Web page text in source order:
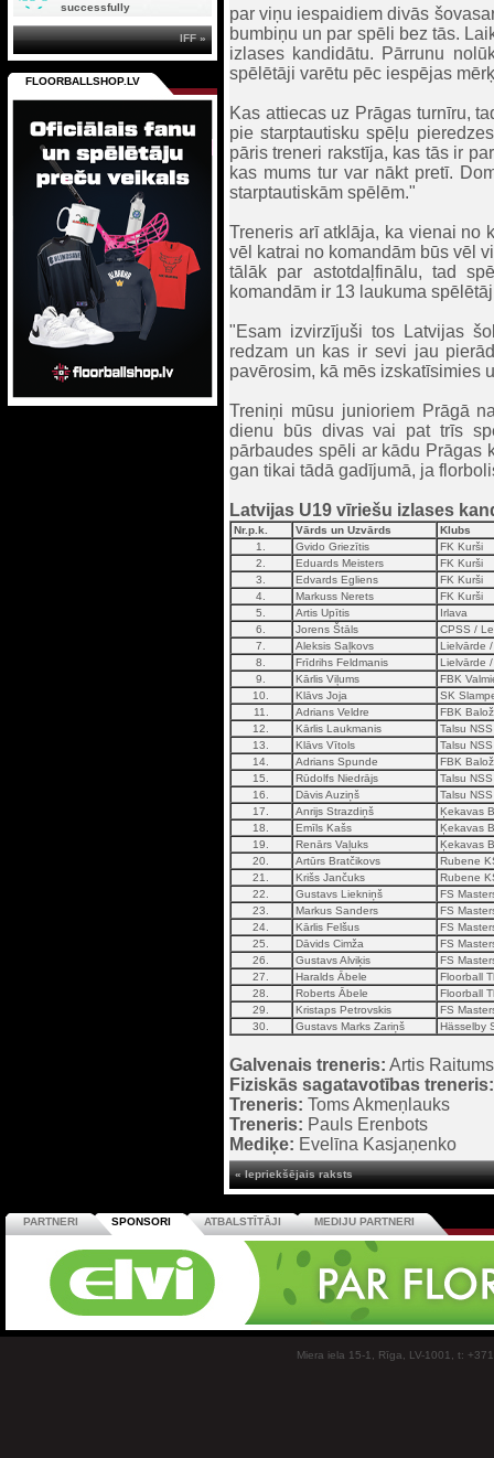
par viņu iespaidiem divās
bumbiņu un par spēli bez tās.
izlases kandidātu. Pārrunu
spēlētāji varētu pēc iespējas
Kas attiecas uz Prāgas turnīru,
pie starptautisku spēļu
pāris treneri rakstīja, kas tās ir
kas mums tur var nākt pretī.
starptautiskām spēlēm."
Treneris arī atklāja, ka vienai no
vēl katrai no komandām būs vēl
tālāk par astotdaļfinālu, tad
komandām ir 13 laukuma
"Esam izvirzījuši tos Latvijas
redzam un kas ir sevi jau
pavērosim, kā mēs izskatīsimies
Treniņi mūsu junioriem Prāgā
dienu būs divas vai pat trīs
pārbaudes spēli ar kādu Prāgas
gan tikai tādā gadījumā, ja
Latvijas U19 vīriešu izlases
Nr.p.k. Vārds un Uzvārds
Klubs
1.
Gvido Griezītis
FK Kurši
2.
Eduards Meisters
FK Kurši
3.
Edvards Egliens
FK Kurši
4.
Markuss Nerets
FK Kurši
5.
Artis Upītis
Irlava
6.
Jorens Štāls
CPSS /
7.
Aleksis Saļkovs
Lielvārde
8.
Frīdrihs Feldmanis
Lielvārde
9.
Kārlis Viļums
FBK
10.
Klāvs Joja
SK
11.
Adrians Veldre
FBK
12.
Kārlis Laukmanis
Talsu
13.
Klāvs Vītols
Talsu
14.
Adrians Spunde
FBK
15.
Rūdolfs Niedrājs
Talsu
16.
Dāvis Auziņš
Talsu
17.
Anrijs Strazdiņš
Ķekavas
18.
Emīls Kašs
Ķekavas
19.
Renārs Vaļuks
Ķekavas
20.
Artūrs Bratčikovs
Rubene
21.
Krišs Jančuks
Rubene
22.
Gustavs Liekniņš
FS
23.
Markus Sanders
FS
24.
Kārlis Felšus
FS
25.
Dāvids Cimža
FS
26.
Gustavs Alviķis
FS
27.
Haralds Ābele
Floorball
28.
Roberts Ābele
Floorball
29.
Kristaps Petrovskis
FS
30.
Gustavs Marks Zariņš Hässelby
Galvenais treneris: Artis Raitums
Fiziskās sagatavotības treneris:
Treneris: Toms Akmeņlauks
Treneris: Pauls Erenbots
Mediķe: Evelīna Kasjaņenko
« Iepriekšējais raksts
successfully
IFF »
FLOORBALLSHOP.LV
PARTNERI SPONSORI ATBALSTĪTĀJI MEDIJU PARTNERI
Miera iela 15-1, Rīga, LV-1001, t: